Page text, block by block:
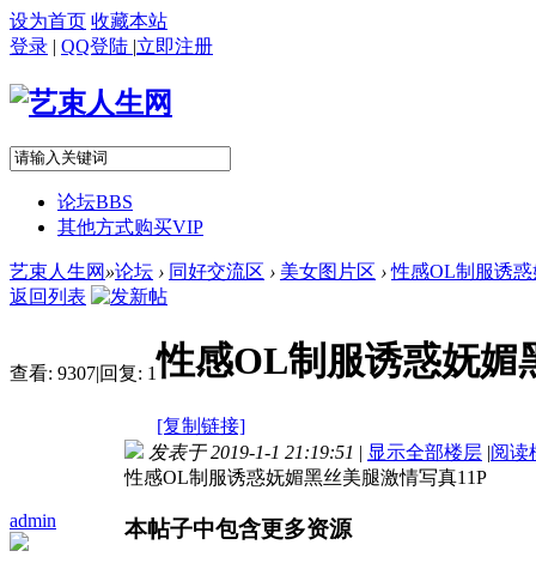
设为首页 收藏本站
登录 | QQ登陆 |立即注册
论坛BBS
其他方式购买VIP
艺束人生网 »论坛 › 同好交流区 › 美女图片区 › 性感OL制服诱惑
返回列表
查看: 9307|回复: 1性感OL制服诱惑妩媚
[复制链接]
admin
发表于 2019-1-1 21:19:51 | 显示全部楼层 |阅读
性感OL制服诱惑妩媚黑丝美腿激情写真11P
本帖子中包含更多资源